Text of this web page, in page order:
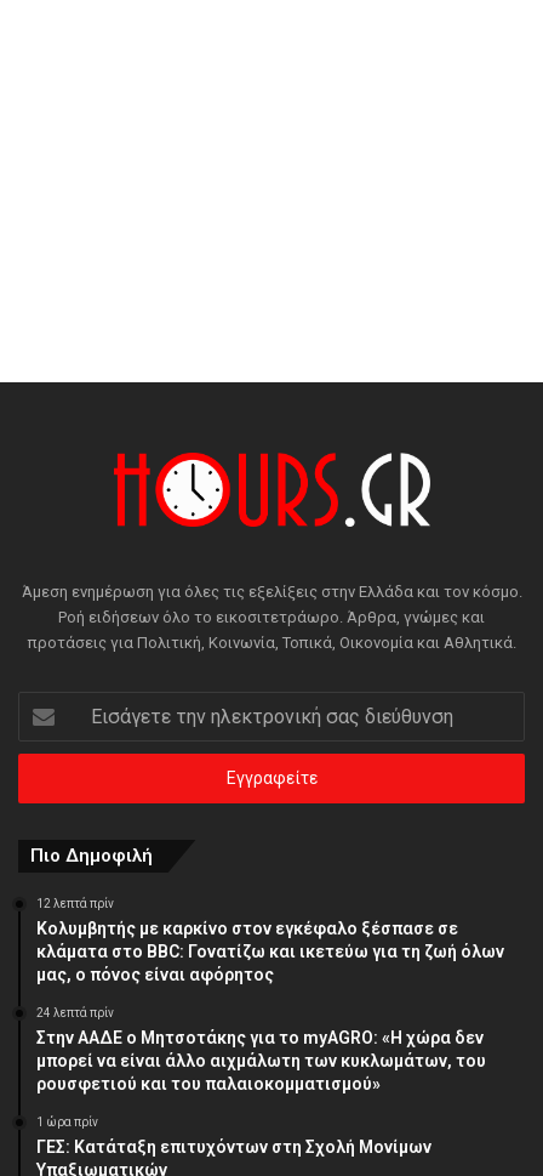
Άμεση ενημέρωση για όλες τις εξελίξεις στην Ελλάδα και τον κόσμο.
Ροή ειδήσεων όλο το εικοσιτετράωρο. Άρθρα, γνώμες και
προτάσεις για Πολιτική, Κοινωνία, Τοπικά, Οικονομία και Αθλητικά.
Εισάγετε
την
ηλεκτρονική
διεύθυνση
Πιο Δημοφιλή
12 λεπτά πρίν
Κολυμβητής με καρκίνο στον εγκέφαλο ξέσπασε σε
κλάματα στο BBC: Γονατίζω και ικετεύω για τη ζωή όλων
μας, ο πόνος είναι αφόρητος
24 λεπτά πρίν
Στην ΑΑΔΕ ο Μητσοτάκης για το myAGRO: «Η χώρα δεν
μπορεί να είναι άλλο αιχμάλωτη των κυκλωμάτων, του
ρουσφετιού και του παλαιοκομματισμού»
1 ώρα πρίν
ΓΕΣ: Κατάταξη επιτυχόντων στη Σχολή Μονίμων
Υπαξιωματικών